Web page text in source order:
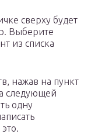
сверху будет
Выберите
из списка
нажав на пункт
следующей
одну